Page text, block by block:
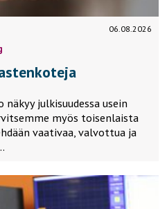
06.08.2026
julkisuudessa usein
myös toisenlaista
vaativaa, valvottua ja